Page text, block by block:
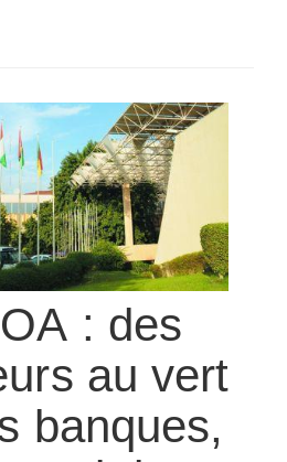
: des
au vert
banques,